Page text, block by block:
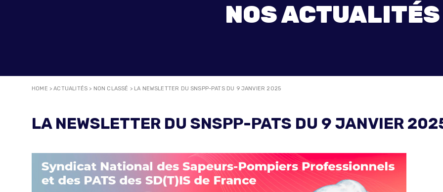
NOS ACTUALITÉS
HOME >ACTUALITÉS > NON CLASSÉ > LA NEWSLETTER DU SNSPP-PATS DU 9 JANVIER 2025
LA NEWSLETTER DU SNSPP-PATS DU 9 JANVIER